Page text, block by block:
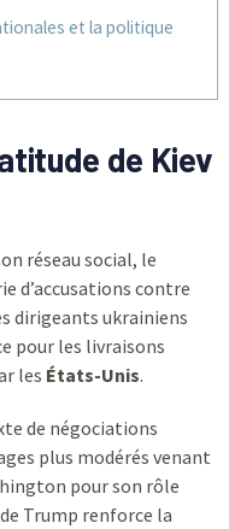
et la politique
de Kiev
réseau social, le
d’accusations contre
dirigeants ukrainiens
pour les livraisons
les États-Unis.
de négociations
plus modérés venant
pour son rôle
Trump renforce la